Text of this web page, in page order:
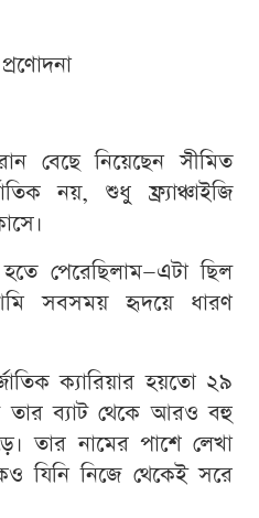
বেছে নিয়েছেন সীমিত
নয়, শুধু ফ্র্যাঞ্চাইজি
পেরেছিলাম—এটা ছিল
সবসময় হৃদয়ে ধারণ
ক্যারিয়ার হয়তো ২৯
তার ব্যাট থেকে আরও বহু
তার নামের পাশে লেখা
যিনি নিজে থেকেই সরে